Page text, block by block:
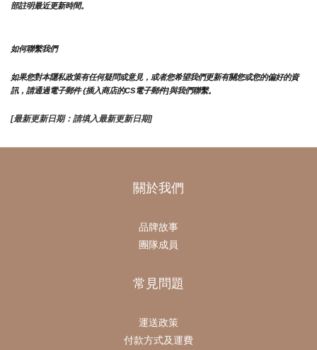
部註明最近更新時間。
如何聯繫我們
如果您對本隱私政策有任何疑問或意見，或者您希望我們更新有關您或您的偏好的資
訊，請通過電子郵件 {插入商店的CS電子郵件]與我們聯繫。
[最新更新日期：請填入最新更新日期]
關於我們
品牌故事
團隊成員
常見問題
運送政策
付款方式及運費